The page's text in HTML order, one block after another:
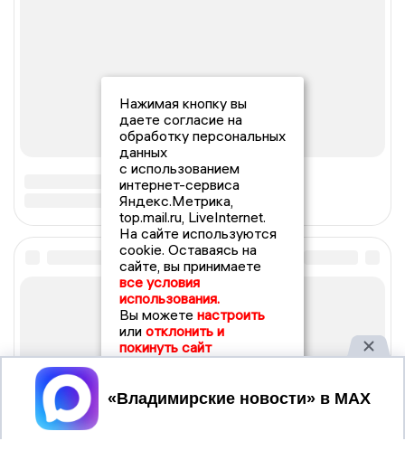
Нажимая кнопку вы
даете согласие на
обработку персональных
данных
с использованием
интернет-сервиса
Яндекс.Метрика,
top.mail.ru, LiveInternet.
На сайте используются
cookie. Оставаясь на
сайте, вы принимаете
все условия
использования.
Вы можете настроить
или отклонить и
покинуть сайт
Принять